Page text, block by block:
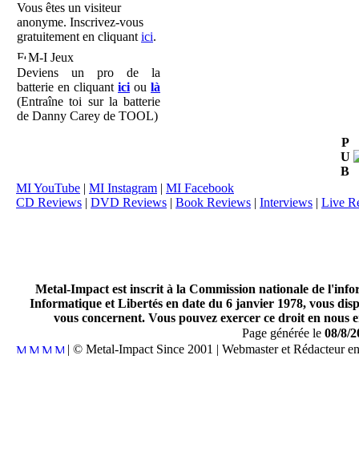
Vous êtes un visiteur
anonyme. Inscrivez-vous
gratuitement en cliquant ici.
M-I Jeux
Deviens un pro de la
batterie en cliquant ici ou là
(Entraîne toi sur la batterie
de Danny Carey de TOOL)
P
U
B
MI YouTube | MI Instagram | MI Facebook
CD Reviews | DVD Reviews | Book Reviews | Interviews | Live
Metal-Impact est inscrit à la Commission nationale de
Informatique et Libertés en date du 6 janvier 1978, vous
vous concernent. Vous pouvez exercer ce droit en
Page générée le 08/8/
| © Metal-Impact Since 2001 | Webmaster et Rédacteur